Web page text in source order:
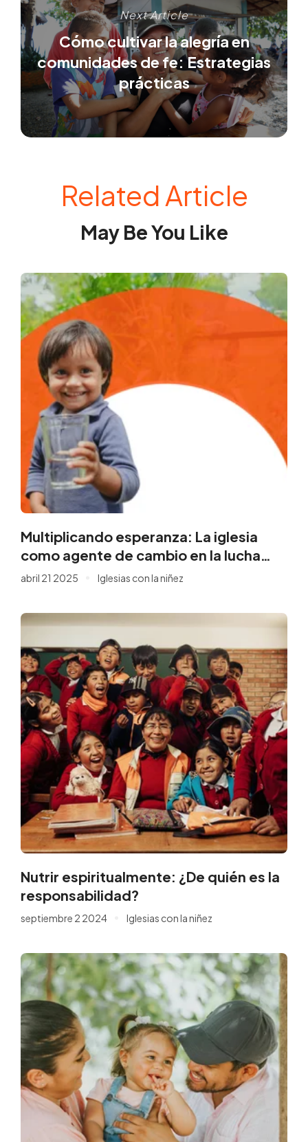
Next Article
Cómo cultivar la alegría en
comunidades de fe: Estrategias
prácticas
Related Article
May Be You Like
Multiplicando esperanza: La iglesia
como agente de cambio en la lucha
contra el hambre
abril 21 2025 Iglesias con la niñez
Nutrir espiritualmente: ¿De quién es la
responsabilidad?
septiembre 2 2024 Iglesias con la niñez